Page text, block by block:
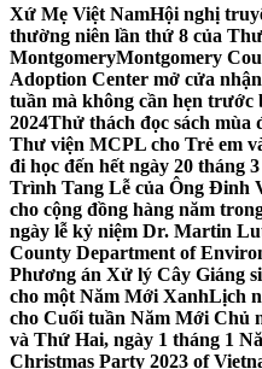
Xứ Mẹ Việt NamHội nghị
thường niên lần thứ 8 của
MontgomeryMontgomery
Adoption Center mở cửa
tuần mà không cần hẹn trước
2024Thử thách đọc sách mùa
Thư viện MCPL cho Trẻ em
đi học đến hết ngày 20 tháng
Trình Tang Lễ của Ông Đinh
cho cộng đồng hàng năm
ngày lễ kỷ niệm Dr. Martin
County Department of
Phương án Xử lý Cây Giáng
cho một Năm Mới XanhLịch
cho Cuối tuần Năm Mới Chủ
và Thứ Hai, ngày 1 tháng 1
Christmas Party 2023 of